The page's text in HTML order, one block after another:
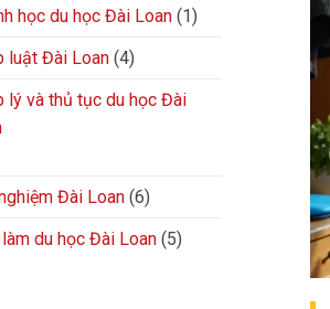
học du học Đài Loan (1)
luật Đài Loan (4)
lý và thủ tục du học Đài
Đài Loan (6)
du học Đài Loan (5)